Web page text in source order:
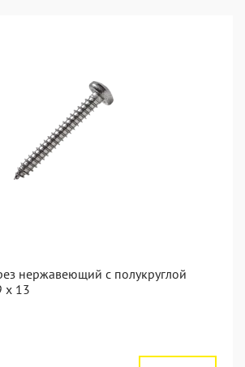
нержавеющий с полукруглой
x 13